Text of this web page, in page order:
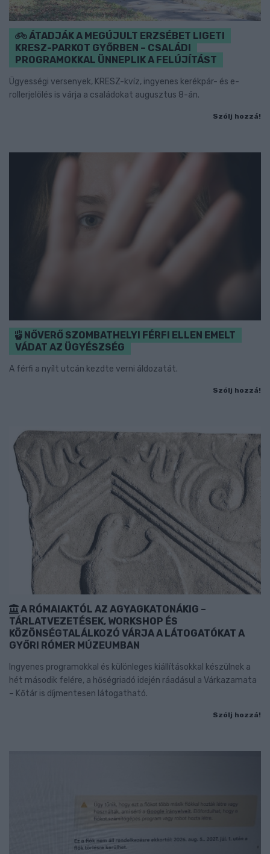
ÁTADJÁK A MEGÚJULT ERZSÉBET LIGETI
KRESZ-PARKOT GYŐRBEN – CSALÁDI
PROGRAMOKKAL ÜNNEPLIK A FELÚJÍTÁST
Ügyességi versenyek, KRESZ-kvíz, ingyenes kerékpár- és e-
rollerjelölés is várja a családokat augusztus 8-án.
Szólj hozzá!
NŐVERŐ SZOMBATHELYI FÉRFI ELLEN EMELT
VÁDAT AZ ÜGYÉSZSÉG
A férfi a nyílt utcán kezdte verni áldozatát.
Szólj hozzá!
A RÓMAIAKTÓL AZ AGYAGKATONÁKIG –
TÁRLATVEZETÉSEK, WORKSHOP ÉS
KÖZÖNSÉGTALÁLKOZÓ VÁRJA A LÁTOGATÓKAT A
GYŐRI RÓMER MÚZEUMBAN
Ingyenes programokkal és különleges kiállításokkal készülnek a
hét második felére, a hőségriadó idején ráadásul a Várkazamata
– Kőtár is díjmentesen látogatható.
Szólj hozzá!